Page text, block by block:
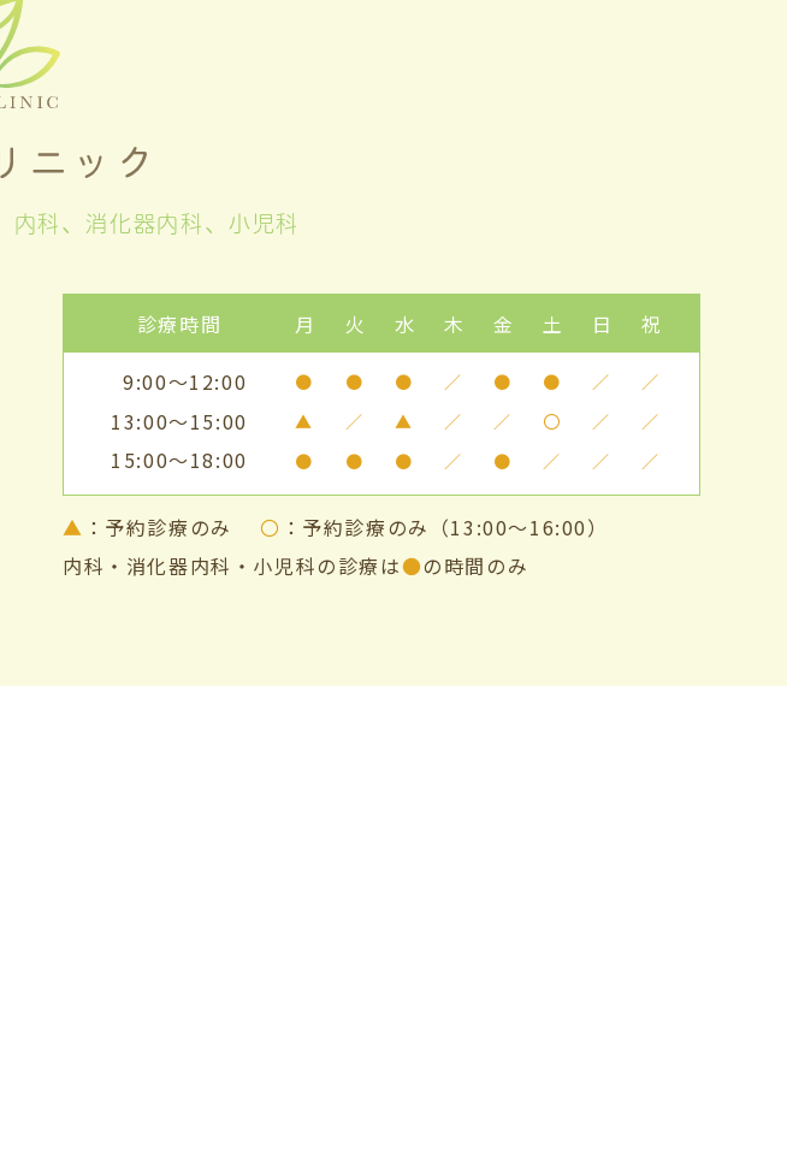
内科、消化器内科、小児科
診療時間 月 火 水 木 金 土 日
祝
9:00～12:00
● ● ● ／ ● ● ／ ／
13:00～15:00 ▲ ／ ▲ ／ ／ 〇 ／ ／
15:00～18:00 ● ● ● ／ ● ／ ／ ／
▲ ：予約診療のみ 〇 ：予約診療のみ（13:00～16:00）
内科・消化器内科・小児科の診療は●の時間のみ